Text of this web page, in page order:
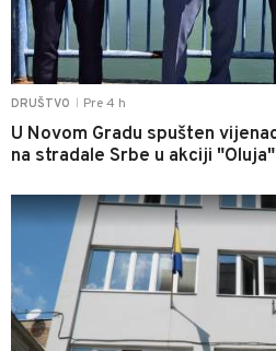
DRUŠTVO Pre 4 h
U Novom Gradu spušten
na stradale Srbe u akciji "Oluja"